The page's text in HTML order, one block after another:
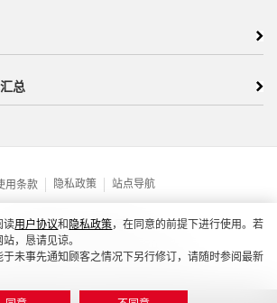
总
用条款 隐私政策 站点导航
沪ICP备19001739号-1
公网安备 31010102005209号
(China) Sales & Trading Corporation
读用户协议和 隐私政策，在同意的前提下进行使用。若
，恳请见谅。
未事先通知顾客之情况下另行修订，请随时参阅最新